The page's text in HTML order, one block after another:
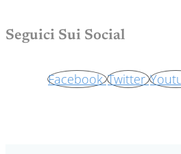
Seguici Sui Social
Facebook Twitter